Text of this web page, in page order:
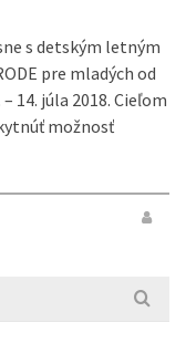
s detským letným
pre mladých od
14. júla 2018. Cieľom
možnosť